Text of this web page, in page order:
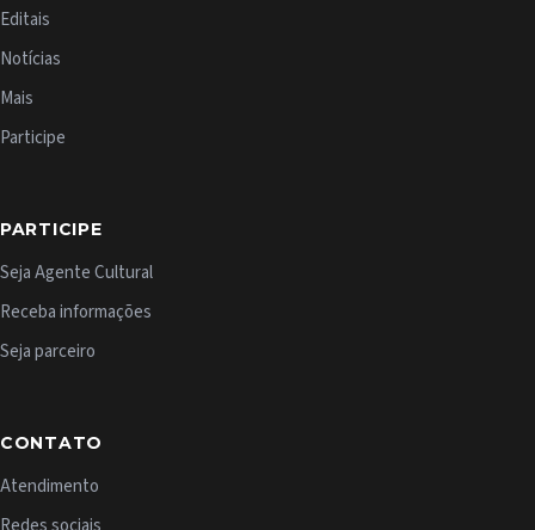
Editais
Notícias
Mais
Participe
PARTICIPE
Seja Agente Cultural
Receba informações
Seja parceiro
CONTATO
Atendimento